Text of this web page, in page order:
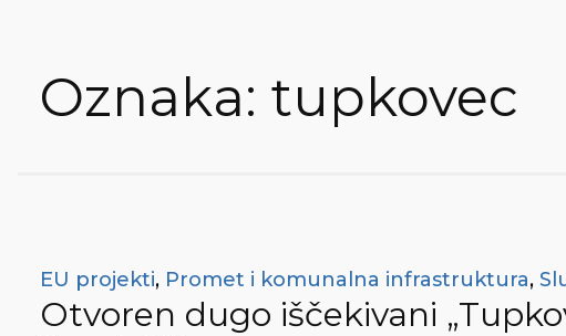
Oznaka: tupkovec
EU projekti, Promet i komunalna infrastruktura,
Otvoren dugo iščekivani